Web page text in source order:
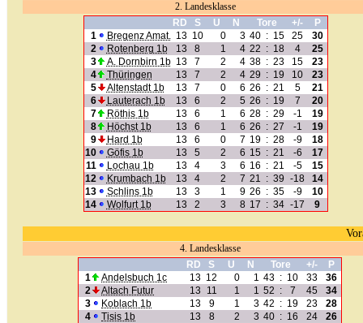
2. Landesklasse
RD
S U N Tore +/-
P
1
Bregenz Amat. 13 10 0 3 40 : 15 25
30
2
Rotenberg 1b 13 8 1 4 22 : 18 4
25
3
A. Dornbirn 1b 13 7 2 4 38 : 23 15
23
4
Thüringen 13 7 2 4 29 : 19 10
23
5
Altenstadt 1b 13 7 0 6 26 : 21 5
21
6
Lauterach 1b 13 6 2 5 26 : 19 7
20
7
Röthis 1b 13 6 1 6 28 : 29 -1
19
8
Höchst 1b 13 6 1 6 26 : 27 -1
19
9
Hard 1b 13 6 0 7 19 : 28 -9
18
10
Göfis 1b 13 5 2 6 15 : 21 -6
17
11
Lochau 1b 13 4 3 6 16 : 21 -5
15
12
Krumbach 1b 13 4 2 7 21 : 39 -18
14
13
Schlins 1b 13 3 1 9 26 : 35 -9
10
14
Wolfurt 1b 13 2 3 8 17 : 34 -17 9
4. Landesklasse
RD
S U N Tore +/-
P
1
Andelsbuch 1c 13 12 0 1 43 : 10 33
36
2
Altach Futur 13 11 1 1 52 : 7 45
34
3
Koblach 1b 13 9 1 3 42 : 19 23
28
4
Tisis 1b 13 8 2 3 40 : 16 24
26